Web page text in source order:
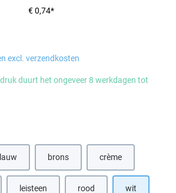
€ 0,74*
excl. verzendkosten
duurt het ongeveer 8 werkdagen tot
niet beschikbaar.)
brons
(Deze optie is momenteel niet
crème
leisteen rood wit